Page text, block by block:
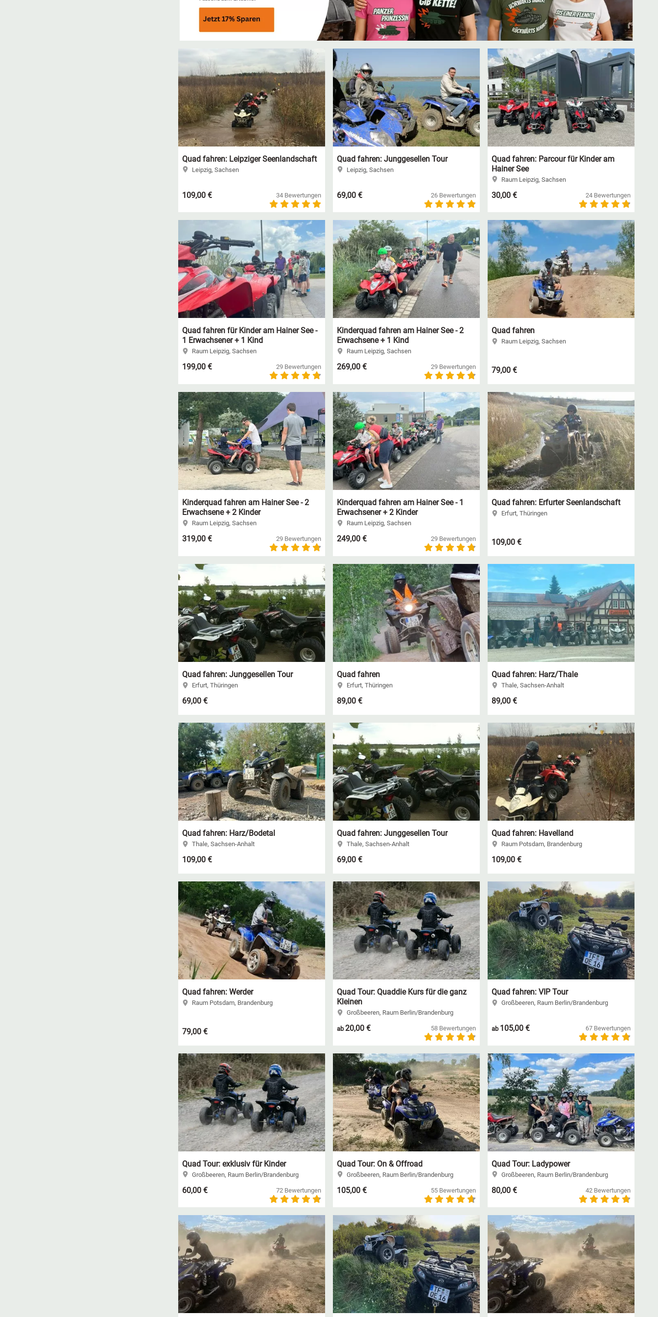
Quad fahren: Leipziger Seenlandschaft
Leipzig, Sachsen
109,00 € 34 Bewertungen
Quad fahren: Junggesellen Tour
Leipzig, Sachsen
69,00 € 26 Bewertungen
Quad fahren: Parcour für Kinder am
Hainer See
Raum Leipzig, Sachsen
30,00 € 24 Bewertungen
Quad fahren für Kinder am Hainer See -
1 Erwachsener + 1 Kind
Raum Leipzig, Sachsen
199,00 € 29 Bewertungen
Kinderquad fahren am Hainer See - 2
Erwachsene + 1 Kind
Raum Leipzig, Sachsen
269,00 € 29 Bewertungen
Quad fahren
Raum Leipzig, Sachsen
79,00 €
Kinderquad fahren am Hainer See - 2
Erwachsene + 2 Kinder
Raum Leipzig, Sachsen
319,00 € 29 Bewertungen
Kinderquad fahren am Hainer See - 1
Erwachsener + 2 Kinder
Raum Leipzig, Sachsen
249,00 € 29 Bewertungen
Quad fahren: Erfurter Seenlandschaft
Erfurt, Thüringen
109,00 €
Quad fahren: Junggesellen Tour
Erfurt, Thüringen
69,00 €
Quad fahren
Erfurt, Thüringen
89,00 €
Quad fahren: Harz/Thale
Thale, Sachsen-Anhalt
89,00 €
Quad fahren: Harz/Bodetal
Thale, Sachsen-Anhalt
109,00 €
Quad fahren: Junggesellen Tour
Thale, Sachsen-Anhalt
69,00 €
Quad fahren: Havelland
Raum Potsdam, Brandenburg
109,00 €
Quad fahren: Werder
Raum Potsdam, Brandenburg
79,00 €
Quad Tour: Quaddie Kurs für die ganz
Kleinen
Großbeeren, Raum Berlin/Brandenburg
ab20,00 € 58 Bewertungen
Quad fahren: VIP Tour
Großbeeren, Raum Berlin/Brandenburg
ab 105,00 € 67 Bewertungen
Quad Tour: exklusiv für Kinder
Großbeeren, Raum Berlin/Brandenburg
60,00 € 72 Bewertungen
Quad Tour: On & Offroad
Großbeeren, Raum Berlin/Brandenburg
105,00 € 55 Bewertungen
Quad Tour: Ladypower
Großbeeren, Raum Berlin/Brandenburg
80,00 € 42 Bewertungen